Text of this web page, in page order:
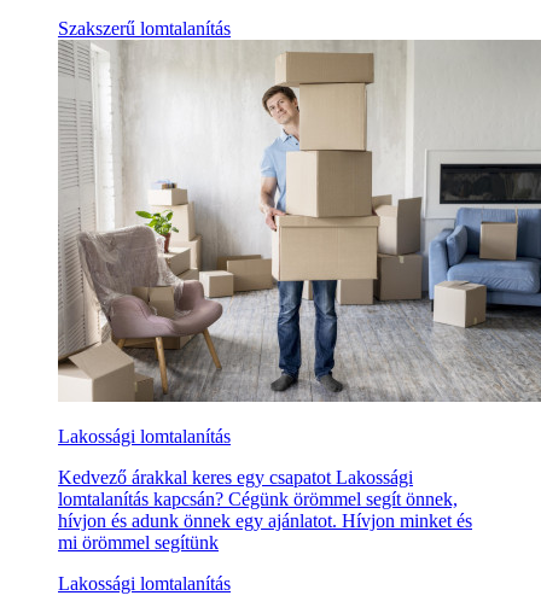
Szakszerű lomtalanítás
Lakossági lomtalanítás
Kedvező árakkal keres egy csapatot Lakossági
lomtalanítás kapcsán? Cégünk örömmel segít önnek,
hívjon és adunk önnek egy ajánlatot. Hívjon minket és
mi örömmel segítünk
Lakossági lomtalanítás